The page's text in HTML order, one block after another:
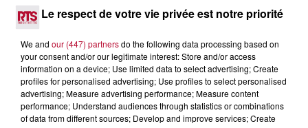
connaissez pas et ne reconnaissez pas.
Soyez prudent avec les messages d'urgence:
Les arnaqueurs peuvent se faire passer pour des
organismes officiels, tels que la police, votre
banque ou votre compagnie d'assurance, afin de
vous inciter à paniquer et à divulguer vos
informations personnelles. Ne donnez jamais
d'informations personnelles à un appelant ou à
Le respect de votre vie privée est notre priorité
We and our (447) partnersdo the following data processing based on
your consent and/or our legitimate interest: Store and/or access
information on a device; Use limited data to select advertising; Create
profiles for personalised advertising; Use profiles to select personalised
advertising; Measure advertising performance; Measure content
performance; Understand audiences through statistics or combinations
of data from different sources; Develop and improve services; Create